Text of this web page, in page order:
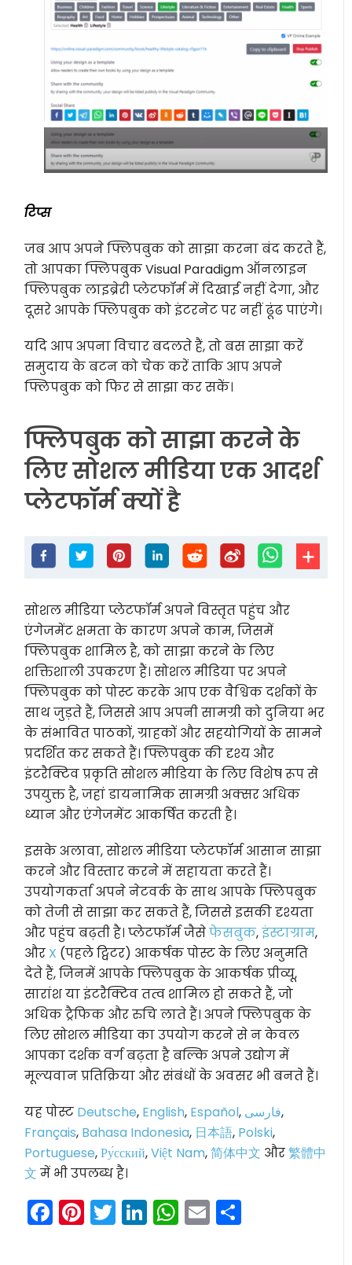
टिप्स
जब आप अपने फ्लिपबुक को साझा करना बंद करते हैं,
तो आपका फ्लिपबुक Visual Paradigm ऑनलाइन
फ्लिपबुक लाइब्रेरी प्लेटफॉर्म में दिखाई नहीं देगा, और
दूसरे आपके फ्लिपबुक को इंटरनेट पर नहीं ढूंढ पाएंगे।
यदि आप अपना विचार बदलते हैं, तो बस साझा करें
समुदाय के बटन को चेक करें ताकि आप अपने
फ्लिपबुक को फिर से साझा कर सकें।
फ्लिपबुक को साझा करने के
लिए सोशल मीडिया एक आदर्श
प्लेटफॉर्म क्यों है
सोशल मीडिया प्लेटफॉर्म अपने विस्तृत पहुंच और
एंगेजमेंट क्षमता के कारण अपने काम, जिसमें
फ्लिपबुक शामिल है, को साझा करने के लिए
शक्तिशाली उपकरण हैं। सोशल मीडिया पर अपने
फ्लिपबुक को पोस्ट करके आप एक वैश्विक दर्शकों के
साथ जुड़ते हैं, जिससे आप अपनी सामग्री को दुनिया भर
के संभावित पाठकों, ग्राहकों और सहयोगियों के सामने
प्रदर्शित कर सकते हैं। फ्लिपबुक की दृश्य और
इंटरैक्टिव प्रकृति सोशल मीडिया के लिए विशेष रूप से
उपयुक्त है, जहां डायनामिक सामग्री अक्सर अधिक
ध्यान और एंगेजमेंट आकर्षित करती है।
इसके अलावा, सोशल मीडिया प्लेटफॉर्म आसान साझा
करने और विस्तार करने में सहायता करते हैं।
उपयोगकर्ता अपने नेटवर्क के साथ आपके फ्लिपबुक
को तेजी से साझा कर सकते हैं, जिससे इसकी दृश्यता
और पहुंच बढ़ती है। प्लेटफॉर्म जैसेफेसबुक,इंस्टाग्राम,
और X (पहले ट्विटर) आकर्षक पोस्ट के लिए अनुमति
देते हैं, जिनमें आपके फ्लिपबुक के आकर्षक प्रीव्यू,
सारांश या इंटरैक्टिव तत्व शामिल हो सकते हैं, जो
अधिक ट्रैफिक और रुचि लाते हैं। अपने फ्लिपबुक के
लिए सोशल मीडिया का उपयोग करने से न केवल
आपका दर्शक वर्ग बढ़ता है बल्कि अपने उद्योग में
मूल्यवान प्रतिक्रिया और संबंधों के अवसर भी बनते हैं।
यह पोस्ट Deutsche, English, Español, فارسی,
Français, Bahasa Indonesia, 日本語, Polski,
Portuguese,Ру́сский,Việt Nam,简体中文 और繁體中
文 में भी उपलब्ध है।
Facebook
Pinterest
Twitter
LinkedIn
WhatsApp
Email